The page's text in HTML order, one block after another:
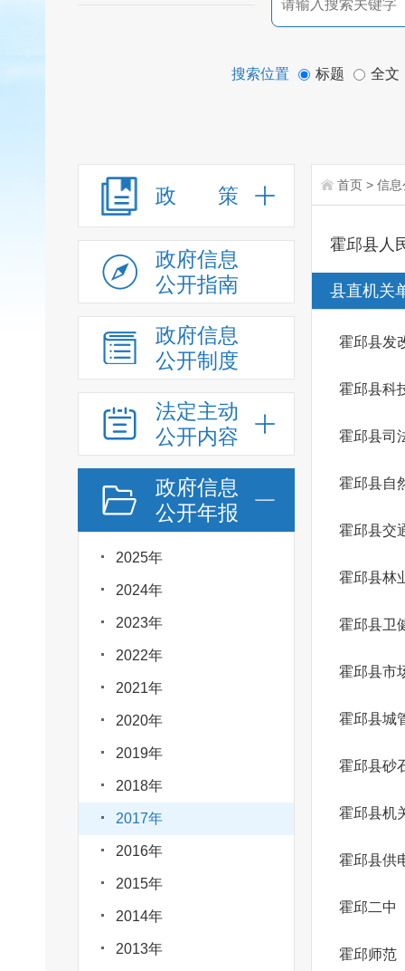
搜索位置 标题 全文
政 策
政府信息
公开指南
政府信息
公开制度
法定主动
公开内容
政府信息
公开年报
2025年
2024年
2023年
2022年
2021年
2020年
2019年
2018年
2017年
2016年
2015年
2014年
2013年
首页 > 信息
霍邱县人
县直机关
霍邱县发
霍邱县科
霍邱县司
霍邱县自
霍邱县交
霍邱县林
霍邱县卫
霍邱县市
霍邱县城
霍邱县砂
霍邱县机
霍邱县供
霍邱二中
霍邱师范